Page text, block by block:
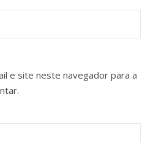
e site neste navegador para a